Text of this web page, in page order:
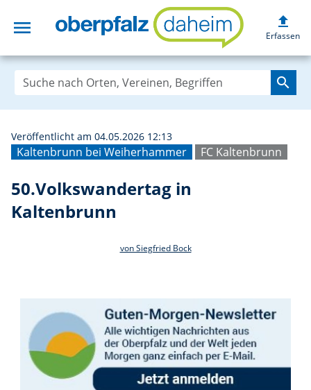
menu upload
Erfassen
search
Kaltenbrunn bei Weiherhammer FC Kaltenbrunn
Veröffentlicht am 04.05.2026 12:13
50.Volkswandertag in
Kaltenbrunn
von Siegfried Bock